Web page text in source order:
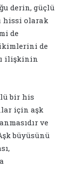
derin, güçlü
hissi olarak
de
de
ilişkinin
bir his
için aşk
ve
büyüsünü